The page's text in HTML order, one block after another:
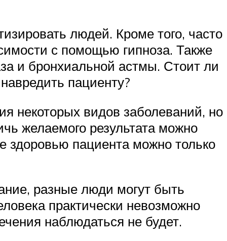
людей. Кроме того, часто
с помощью гипноза. Также
и бронхиальной астмы. Стоит ли
пациенту?
некоторых видов заболеваний, но
желаемого результата можно
здоровью пациента можно только
разные люди могут быть
практически невозможно
наблюдаться не будет.